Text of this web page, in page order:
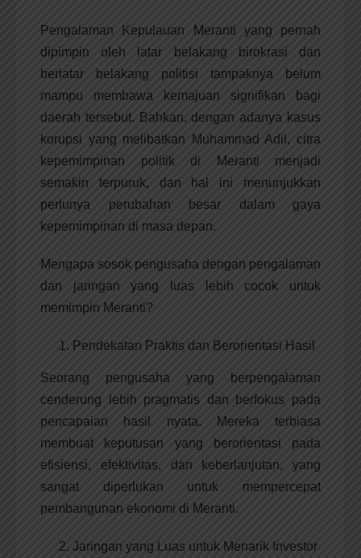
Pengalaman Kepulauan Meranti yang pernah
dipimpin oleh latar belakang birokrasi dan
berlatar belakang politisi tampaknya belum
mampu membawa kemajuan signifikan bagi
daerah tersebut. Bahkan, dengan adanya kasus
korupsi yang melibatkan Muhammad Adil, citra
kepemimpinan politik di Meranti menjadi
semakin terpuruk, dan hal ini menunjukkan
perlunya perubahan besar dalam gaya
kepemimpinan di masa depan.
Mengapa sosok pengusaha dengan pengalaman
dan jaringan yang luas lebih cocok untuk
memimpin Meranti?
Pendekatan Praktis dan Berorientasi Hasil
Seorang pengusaha yang berpengalaman
cenderung lebih pragmatis dan berfokus pada
pencapaian hasil nyata. Mereka terbiasa
membuat keputusan yang berorientasi pada
efisiensi, efektivitas, dan keberlanjutan, yang
sangat diperlukan untuk mempercepat
pembangunan ekonomi di Meranti.
Jaringan yang Luas untuk Menarik Investor